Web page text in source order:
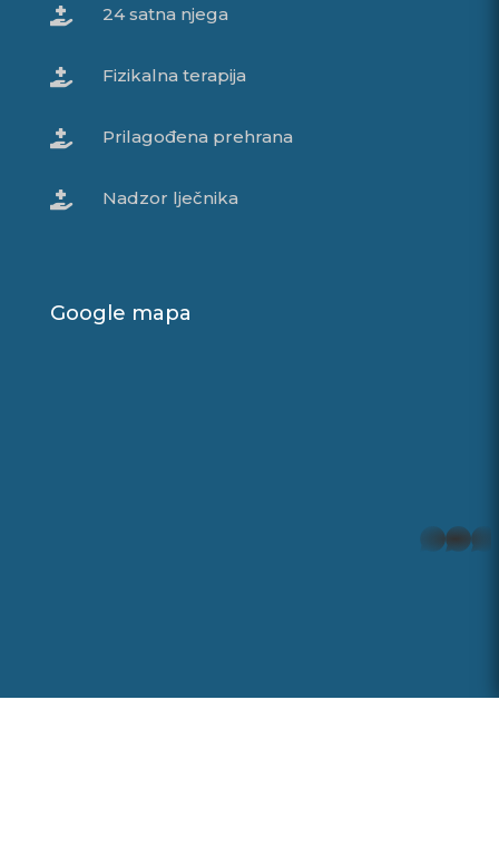
 24 satna njega
 Fizikalna terapija
 Prilagođena prehrana
 Nadzor lječnika
Google mapa
whatsapp